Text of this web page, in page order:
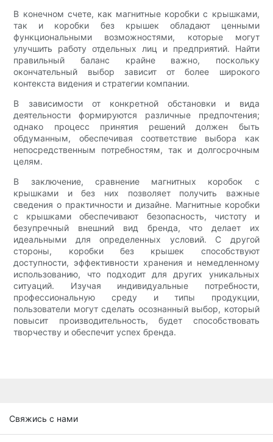
В конечном счете, как магнитные коробки с крышками,
так и коробки без крышек обладают ценными
функциональными возможностями, которые могут
улучшить работу отдельных лиц и предприятий. Найти
правильный баланс крайне важно, поскольку
окончательный выбор зависит от более широкого
контекста видения и стратегии компании.
В зависимости от конкретной обстановки и вида
деятельности формируются различные предпочтения;
однако процесс принятия решений должен быть
обдуманным, обеспечивая соответствие выбора как
непосредственным потребностям, так и долгосрочным
целям.
В заключение, сравнение магнитных коробок с
крышками и без них позволяет получить важные
сведения о практичности и дизайне. Магнитные коробки
с крышками обеспечивают безопасность, чистоту и
безупречный внешний вид бренда, что делает их
идеальными для определенных условий. С другой
стороны, коробки без крышек способствуют
доступности, эффективности хранения и немедленному
использованию, что подходит для других уникальных
ситуаций. Изучая индивидуальные потребности,
профессиональную среду и типы продукции,
пользователи могут сделать осознанный выбор, который
повысит производительность, будет способствовать
творчеству и обеспечит успех бренда.
Свяжись с нами